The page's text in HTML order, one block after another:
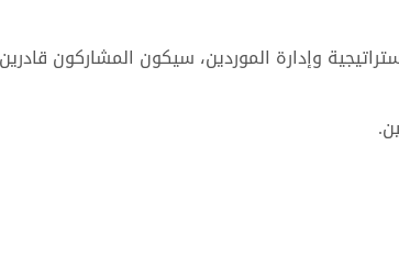
وإدارة الموردين، سيكون المشاركون